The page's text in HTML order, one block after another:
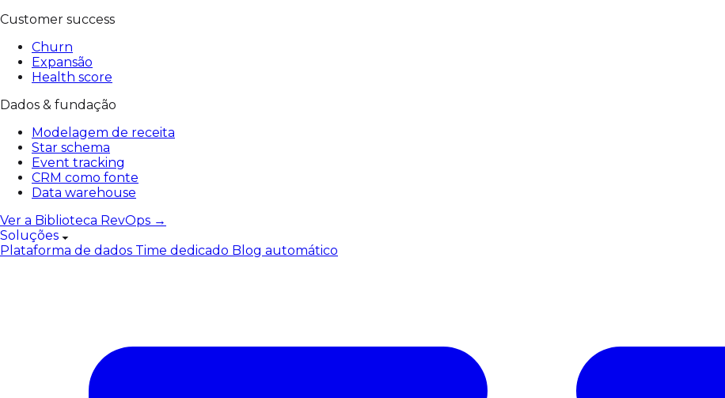
Customer success
Churn
Expansão
Health score
Dados & fundação
Modelagem de receita
Star schema
Event tracking
CRM como fonte
Data warehouse
Ver a Biblioteca RevOps →
Soluções
Plataforma de dados Time dedicado Blog automático